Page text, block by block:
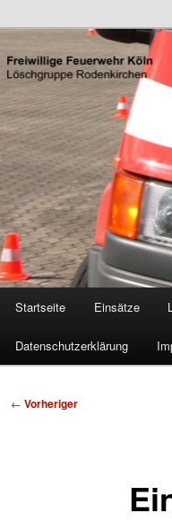
FF Köln, LG
Freiwillige Feuerwehr
Startseite Einsätze
Datenschutzerklärung
Beitragsnavigation
← Vorheriger